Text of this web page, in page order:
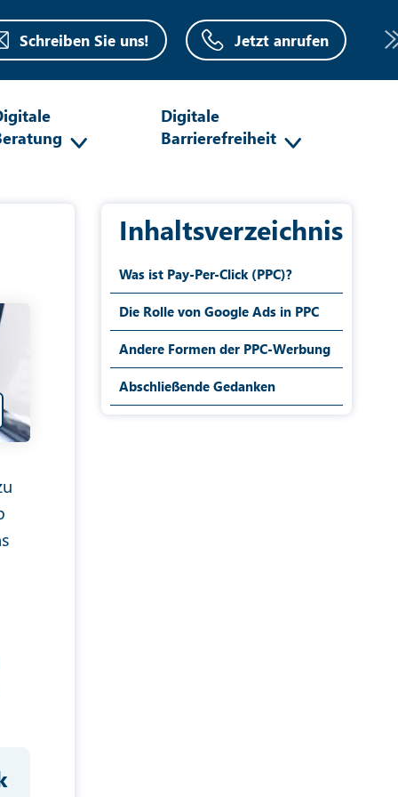
Schreiben Sie uns! Jetzt anrufen
Digitale
Barrierefreiheit
Inhaltsverzeichnis
Was ist Pay-Per-Click (PPC)?
Die Rolle von Google Ads in PPC
Andere Formen der PPC-Werbung
Abschließende Gedanken